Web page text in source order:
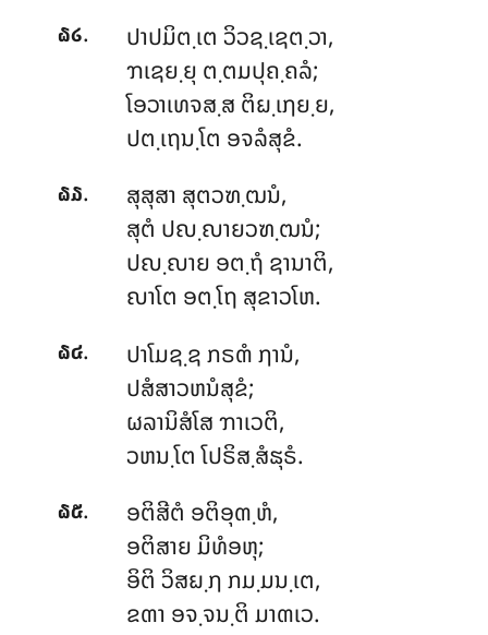
໖໒. ປາປມິຕ຺ເຕ ວິວຊ຺ເຊຕ຺ວາ,
ຠເຊຍ຺ຍຸ ຕ຺ຕມປຸຄ຺ຄລໍ;
ໂອວາເທຈສ຺ສ ຕິຏ຺ເຐຍ຺ຍ,
ປຕ຺ເຖນ຺ໂຕ ອຈລໍສຸຂໍ.
໖໓.
ສຸສຸສາ ສຸຕວຑ຺ຒນໍ,
ສຸຕໍ ປຎ຺ຎາຍວຑ຺ຒນໍ;
ປຎ຺ຎາຍ ອຕ຺ຖໍ ຊານາຕິ,
ຎາໂຕ ອຕ຺ໂຖ ສຸຂາວໂຫ.
໖໔. ປາໂມຊ຺ຊກຣຓໍ ຐານໍ,
ປສໍສາວຫນໍສຸຂໍ;
ຜລານິສໍໂສ ຠາເວຕິ,
ວຫນ຺ໂຕ ໂປຣິສ຺ສໍຘຸຣໍ.
໖໕.
ອຕິສີຕໍ ອຕິອຸຓ຺ຫໍ,
ອຕິສາຍ ມິທໍອຫຸ;
ອິຕິ ວິສຏ຺ຐ ກມ຺ມນ຺ເຕ,
ຂຓາ ອຈ຺ຈນ຺ຕິ ມາຓເວ.